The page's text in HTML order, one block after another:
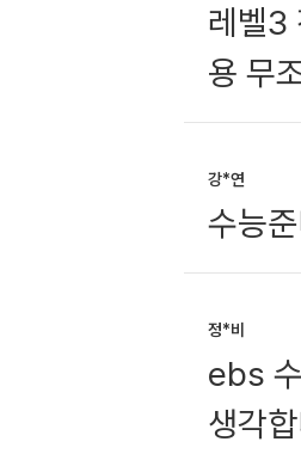
레벨3
용 무
강*연
수능
정*비
ebs
생각